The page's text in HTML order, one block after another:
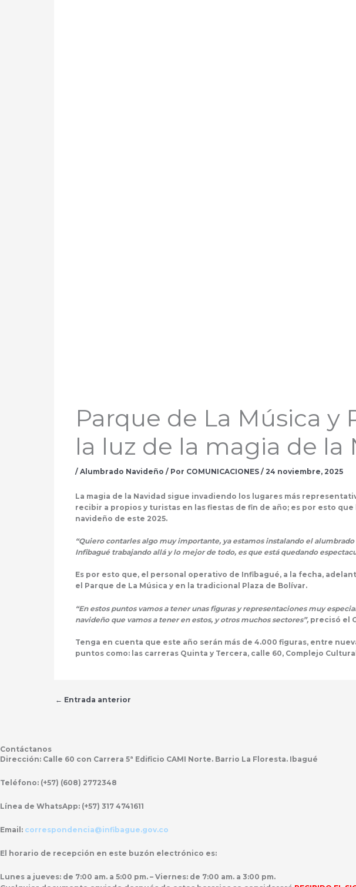
Parque de La Música y
la luz de la magia de la
/ Alumbrado Navideño / Por COMUNICACIONES / 24 noviembre, 2025
La magia de la Navidad sigue invadiendo los lugares más
recibir a propios y turistas en las fiestas de fin de año; es por esto
navideño de este 2025.
“Quiero contarles algo muy importante, ya estamos instalando el
Infibagué trabajando allá y lo mejor de todo, es que está quedando
Es por esto que, el personal operativo de Infibagué, a la fecha,
el Parque de La Música y en la tradicional Plaza de Bolívar.
“En estos puntos vamos a tener unas figuras y representaciones muy
navideño que vamos a tener en estos, y otros muchos sectores”, precisó el
Tenga en cuenta que este año serán más de 4.000 figuras, entre
puntos como: las carreras Quinta y Tercera, calle 60, Complejo
← Entrada anterior
Contáctanos
Dirección: Calle 60 con Carrera 5ª Edificio CAMI Norte. Barrio La Floresta. Ibagué
Teléfono: (+57) (608) 2772348
Línea de WhatsApp: (+57) 317 4741611
Email: correspondencia@infibague.gov.co
El horario de recepción en este buzón electrónico es:
Lunes a jueves: de 7:00 am. a 5:00 pm. – Viernes: de 7:00 am. a 3:00 pm.